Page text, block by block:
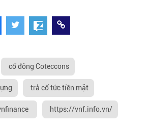
cổ đông Coteccons
trả cổ tức tiền mặt
https://vnf.info.vn/